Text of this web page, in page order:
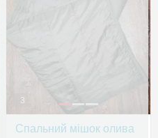
3
Спальний мішок олива